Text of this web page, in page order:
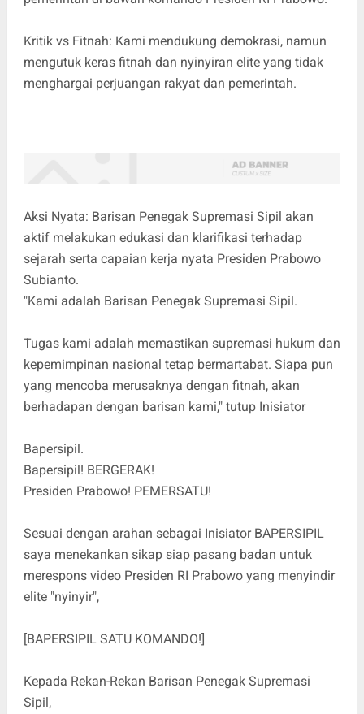
Kritik vs Fitnah: Kami mendukung demokrasi, namun
mengutuk keras fitnah dan nyinyiran elite yang tidak
menghargai perjuangan rakyat dan pemerintah.
Aksi Nyata: Barisan Penegak Supremasi Sipil akan
aktif melakukan edukasi dan klarifikasi terhadap
sejarah serta capaian kerja nyata Presiden Prabowo
Subianto.
"Kami adalah Barisan Penegak Supremasi Sipil.
Tugas kami adalah memastikan supremasi hukum dan
kepemimpinan nasional tetap bermartabat. Siapa pun
yang mencoba merusaknya dengan fitnah, akan
berhadapan dengan barisan kami," tutup Inisiator
Bapersipil.
Bapersipil! BERGERAK!
Presiden Prabowo! PEMERSATU!
Sesuai dengan arahan sebagai Inisiator BAPERSIPIL
saya menekankan sikap siap pasang badan untuk
merespons video Presiden RI Prabowo yang menyindir
elite "nyinyir",
[BAPERSIPIL SATU KOMANDO!]
Kepada Rekan-Rekan Barisan Penegak Supremasi
Sipil,